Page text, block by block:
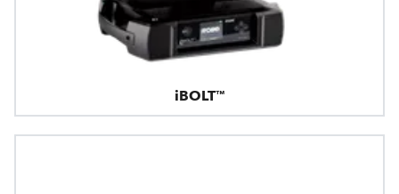
iBOLT™